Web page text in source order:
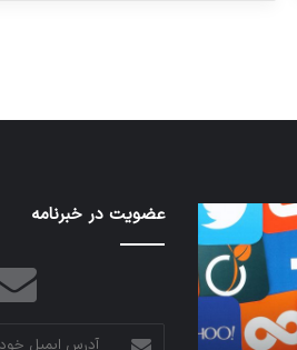
تدابیر
عضویت در خبرنامه
آدرس